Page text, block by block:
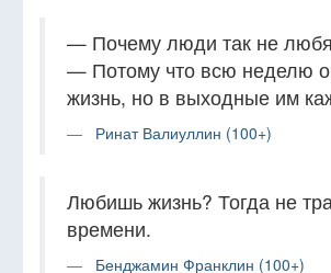
— Почему люди так не
— Потому что всю неделю
жизнь, но в выходные им
Ринат Валиуллин (100+)
Любишь жизнь? Тогда не
времени.
Бенджамин Франклин (100+)